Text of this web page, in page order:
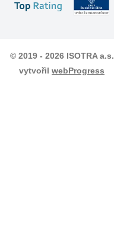
© 2019 - 2026 ISOTRA a.s.
vytvořil webProgress